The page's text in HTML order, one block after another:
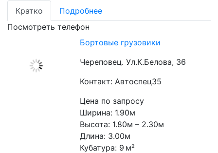
Кратко
Подробнее
Посмотреть телефон
Бортовые грузовики
Череповец. Ул.К.Белова, 36
Контакт: Автоспец35
Цена по запросу
Ширина: 1.90м
Высота: 1.80м – 2.30м
Длина: 3.00м
Кубатура: 9 м²